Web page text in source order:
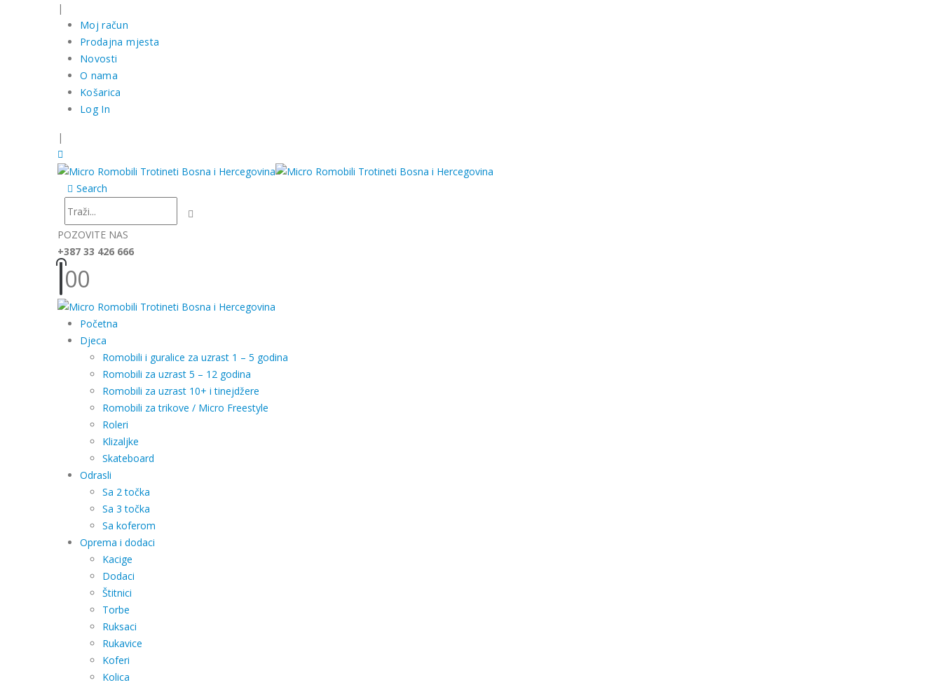
|
Moj račun
Prodajna mjesta
Novosti
O nama
Košarica
Log In
|
Search
POZOVITE NAS
+387 33 426 666
00
Početna
Djeca
Romobili i guralice za uzrast 1 – 5 godina
Romobili za uzrast 5 – 12 godina
Romobili za uzrast 10+ i tinejdžere
Romobili za trikove / Micro Freestyle
Roleri
Klizaljke
Skateboard
Odrasli
Sa 2 točka
Sa 3 točka
Sa koferom
Oprema i dodaci
Kacige
Dodaci
Štitnici
Torbe
Ruksaci
Rukavice
Koferi
Kolica